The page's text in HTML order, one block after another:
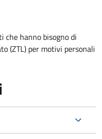
hanno bisogno di
(ZTL) per motivi personali